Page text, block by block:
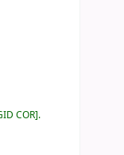
COR .